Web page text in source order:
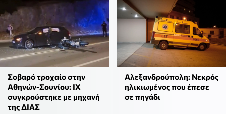
Σοβαρό τροχαίο στην
Αθηνών-Σουνίου: ΙΧ
συγκρούστηκε με μηχανή
της ΔΙΑΣ
Αλεξανδρούπολη: Νεκρός
ηλικιωμένος που έπεσε
σε πηγάδι